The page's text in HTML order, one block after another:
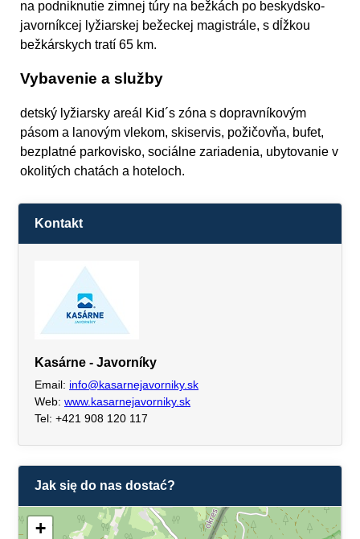
na podniknutie zimnej túry na bežkách po beskydsko-
javorníkcej lyžiarskej bežeckej magistrále, s dĺžkou
bežkárskych tratí 65 km.
Vybavenie a služby
detský lyžiarsky areál Kid´s zóna s dopravníkovým
pásom a lanovým vlekom, skiservis, požičovňa, bufet,
bezplatné parkovisko, sociálne zariadenia, ubytovanie v
okolitých chatách a hoteloch.
Kontakt
Kasárne - Javorníky
Email: info@kasarnejavorniky.sk
Web: www.kasarnejavorniky.sk
Tel: +421 908 120 117
Jak się do nas dostać?
+